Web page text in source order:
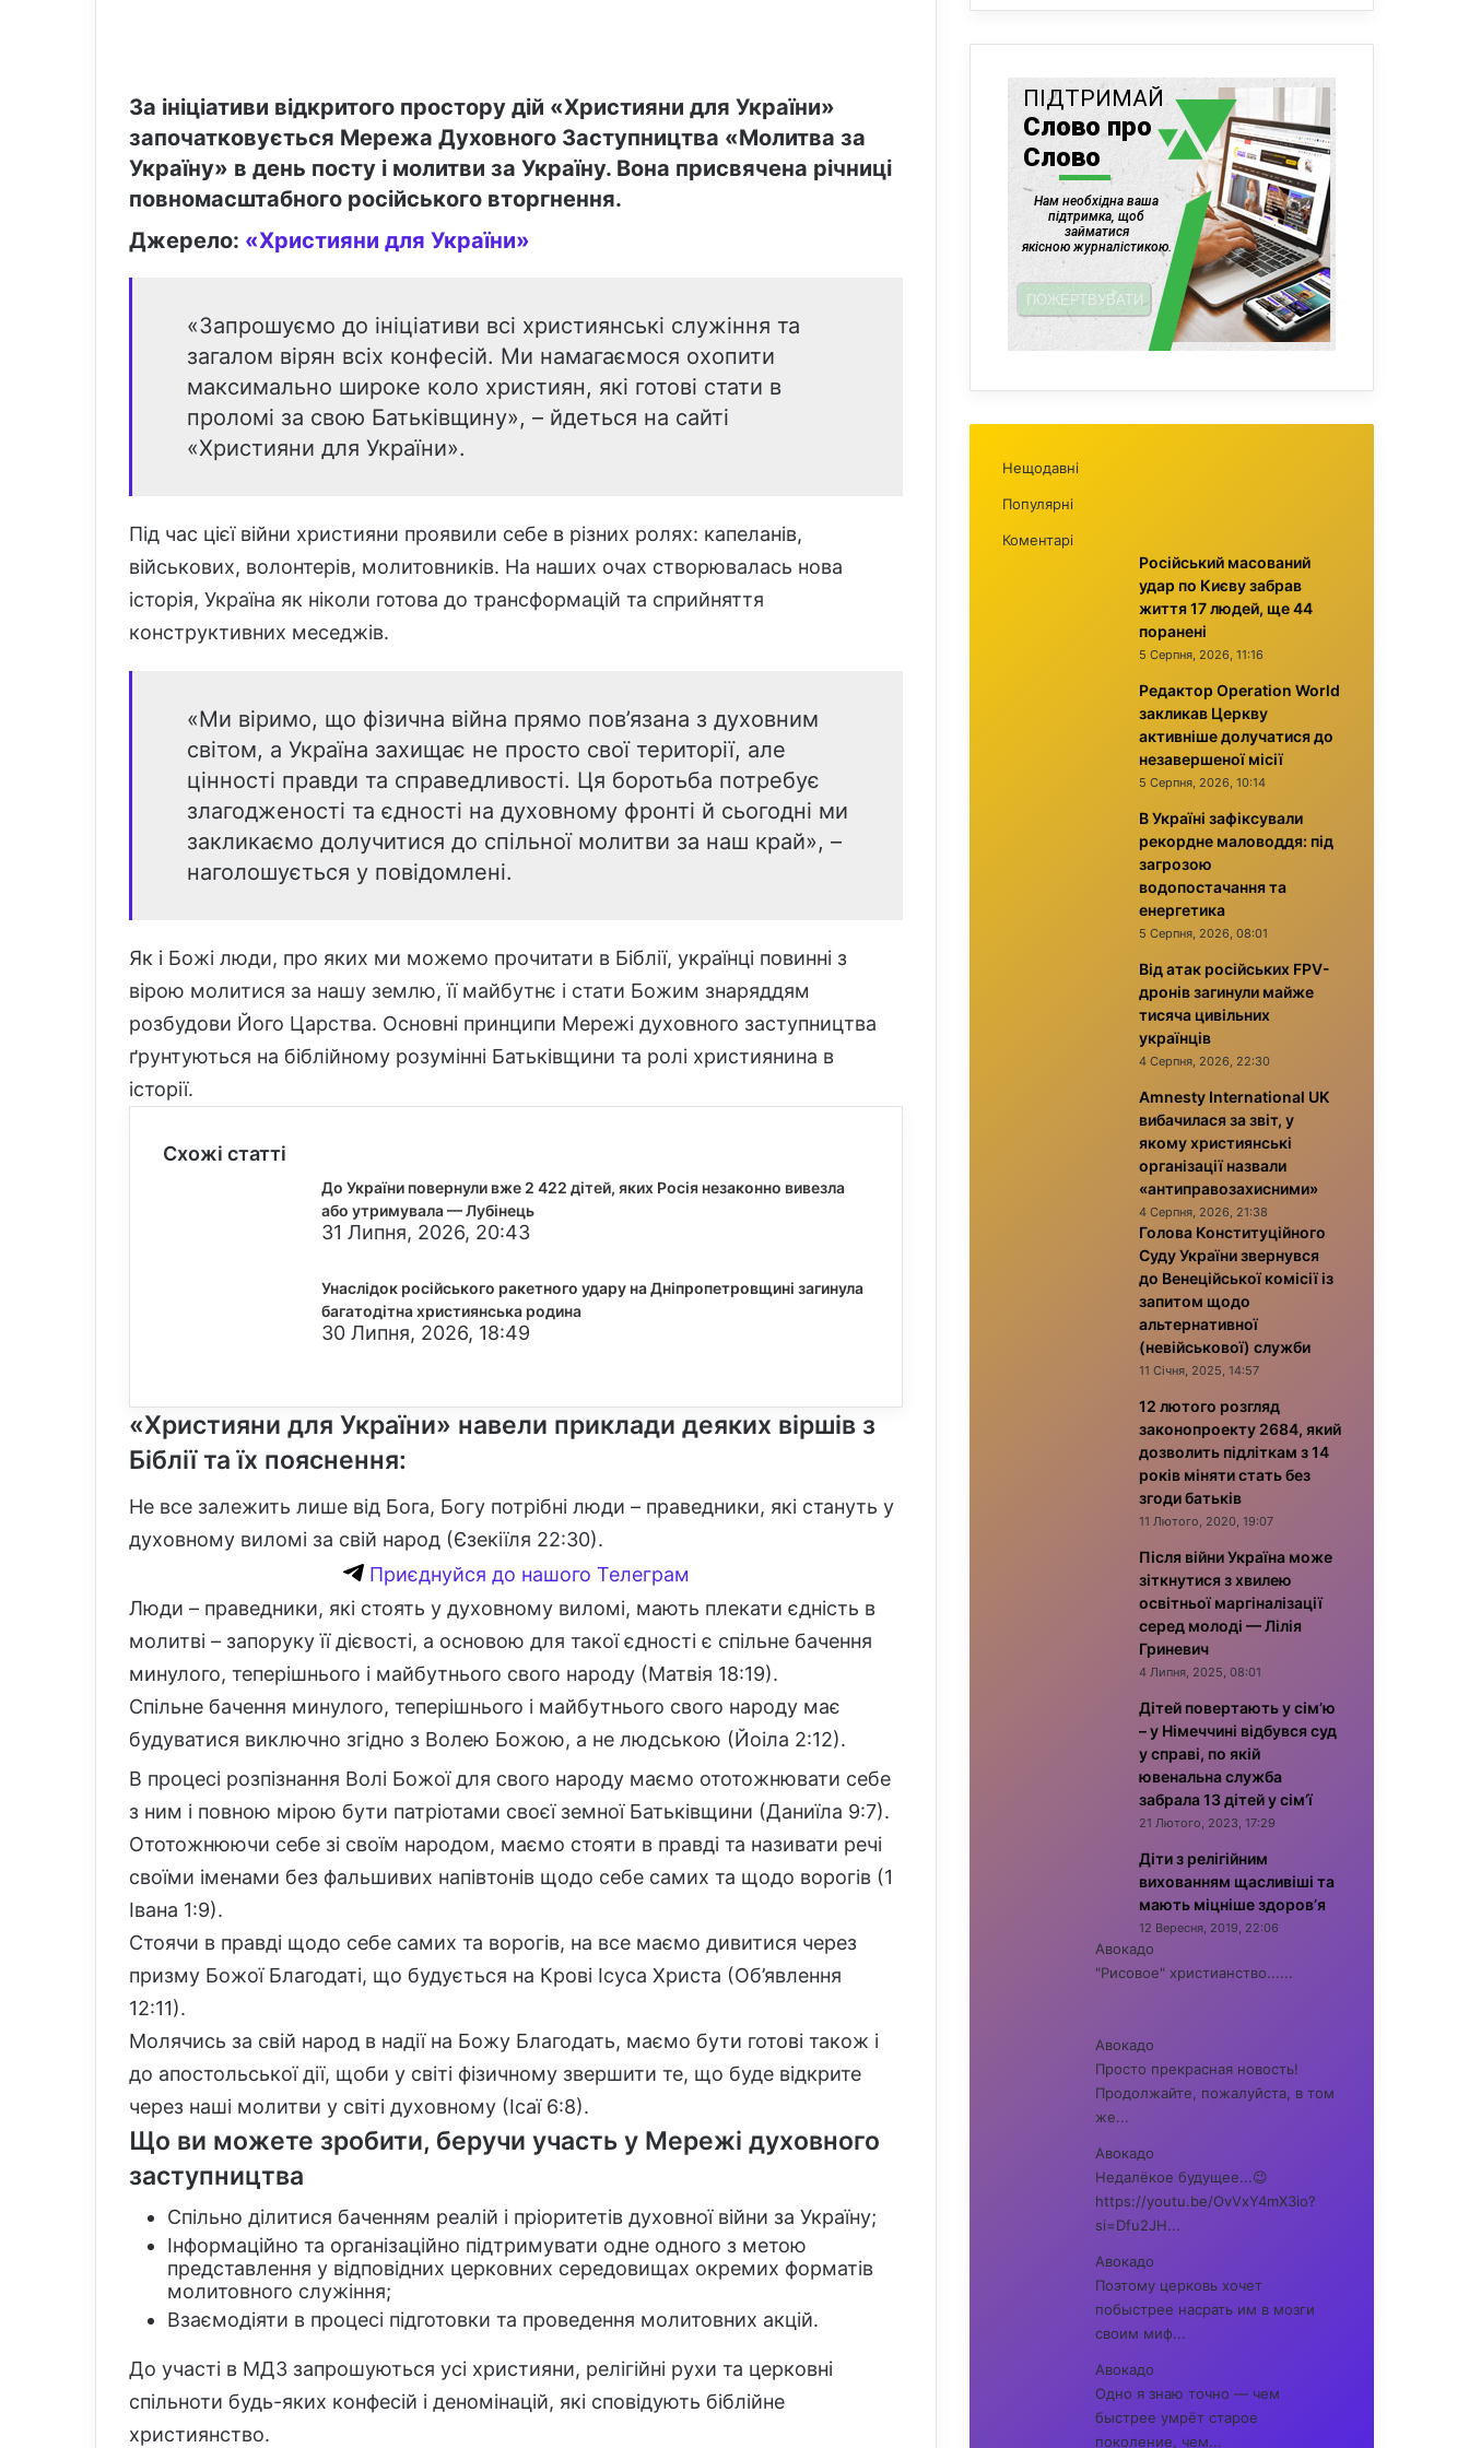
За ініціативи відкритого простору дій «Християни для України»
започатковується Мережа Духовного Заступництва «Молитва за
Україну» в день посту і молитви за Україну. Вона присвячена річниці
повномасштабного російського вторгнення.
Джерело: «Християни для України»
«Запрошуємо до ініціативи всі християнські служіння та
загалом вірян всіх конфесій. Ми намагаємося охопити
максимально широке коло християн, які готові стати в
проломі за свою Батьківщину», – йдеться на сайті
«Християни для України».
Під час цієї війни християни проявили себе в різних ролях: капеланів,
військових, волонтерів, молитовників. На наших очах створювалась нова
історія, Україна як ніколи готова до трансформацій та сприйняття
конструктивних меседжів.
«Ми віримо, що фізична війна прямо пов’язана з духовним
світом, а Україна захищає не просто свої території, але
цінності правди та справедливості. Ця боротьба потребує
злагодженості та єдності на духовному фронті й сьогодні ми
закликаємо долучитися до спільної молитви за наш край», –
наголошується у повідомлені.
Як і Божі люди, про яких ми можемо прочитати в Біблії, українці повинні з
вірою молитися за нашу землю, її майбутнє і стати Божим знаряддям
розбудови Його Царства. Основні принципи Мережі духовного заступництва
ґрунтуються на біблійному розумінні Батьківщини та ролі християнина в
історії.
Схожі статті
До України повернули вже 2 422 дітей, яких Росія незаконно вивезла
або утримувала — Лубінець
31 Липня, 2026, 20:43
Унаслідок російського ракетного удару на Дніпропетровщині загинула
багатодітна християнська родина
30 Липня, 2026, 18:49
«Християни для України» навели приклади деяких віршів з
Біблії та їх пояснення:
Не все залежить лише від Бога, Богу потрібні люди – праведники, які стануть у
духовному виломі за свій народ (Єзекіїля 22:30).
Приєднуйся до нашого Телеграм
Люди – праведники, які стоять у духовному виломі, мають плекати єдність в
молитві – запоруку її дієвості, а основою для такої єдності є спільне бачення
минулого, теперішнього і майбутнього свого народу (Матвія 18:19).
Спільне бачення минулого, теперішнього і майбутнього свого народу має
будуватися виключно згідно з Волею Божою, а не людською (Йоіла 2:12).
В процесі розпізнання Волі Божої для свого народу маємо ототожнювати себе
з ним і повною мірою бути патріотами своєї земної Батьківщини (Даниїла 9:7).
Ототожнюючи себе зі своїм народом, маємо стояти в правді та називати речі
своїми іменами без фальшивих напівтонів щодо себе самих та щодо ворогів (1
Івана 1:9).
Стоячи в правді щодо себе самих та ворогів, на все маємо дивитися через
призму Божої Благодаті, що будується на Крові Ісуса Христа (Об’явлення
12:11).
Молячись за свій народ в надії на Божу Благодать, маємо бути готові також і
до апостольської дії, щоби у світі фізичному звершити те, що буде відкрите
через наші молитви у світі духовному (Ісаї 6:8).
Що ви можете зробити, беручи участь у Мережі духовного
заступництва
Спільно ділитися баченням реалій і пріоритетів духовної війни за Україну;
Інформаційно та організаційно підтримувати одне одного з метою
представлення у відповідних церковних середовищах окремих форматів
молитовного служіння;
Взаємодіяти в процесі підготовки та проведення молитовних акцій.
До участі в МДЗ запрошуються усі християни, релігійні рухи та церковні
спільноти будь-яких конфесій і деномінацій, які сповідують біблійне
християнство.
Нещодавні
Популярні
Коментарі
Російський масований
удар по Києву забрав
життя 17 людей, ще 44
поранені
5 Серпня, 2026, 11:16
Редактор Operation World
закликав Церкву
активніше долучатися до
незавершеної місії
5 Серпня, 2026, 10:14
В Україні зафіксували
рекордне маловоддя: під
загрозою
водопостачання та
енергетика
5 Серпня, 2026, 08:01
Від атак російських FPV-
дронів загинули майже
тисяча цивільних
українців
4 Серпня, 2026, 22:30
Amnesty International UK
вибачилася за звіт, у
якому християнські
організації назвали
«антиправозахисними»
4 Серпня, 2026, 21:38
Голова Конституційного
Суду України звернувся
до Венеційської комісії із
запитом щодо
альтернативної
(невійськової) служби
11 Січня, 2025, 14:57
12 лютого розгляд
законопроекту 2684, який
дозволить підліткам з 14
років міняти стать без
згоди батьків
11 Лютого, 2020, 19:07
Після війни Україна може
зіткнутися з хвилею
освітньої маргіналізації
серед молоді — Лілія
Гриневич
4 Липня, 2025, 08:01
Дітей повертають у сім’ю
– у Німеччині відбувся суд
у справі, по якій
ювенальна служба
забрала 13 дітей у сім’ї
21 Лютого, 2023, 17:29
Діти з релігійним
вихованням щасливіші та
мають міцніше здоров’я
12 Вересня, 2019, 22:06
Авокадо
"Рисовое" христианство......
Авокадо
Просто прекрасная новость!
Продолжайте, пожалуйста, в том
же...
Авокадо
Недалёкое будущее...😉
https://youtu.be/OvVxY4mX3io?
si=Dfu2JH...
Авокадо
Поэтому церковь хочет
побыстрее насрать им в мозги
своим миф...
Авокадо
Одно я знаю точно — чем
быстрее умрёт старое
поколение, чем...